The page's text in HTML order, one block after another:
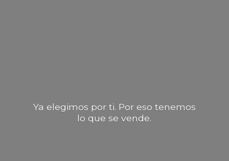
Ya elegimos por ti. Por eso tenemos
lo quese vende.